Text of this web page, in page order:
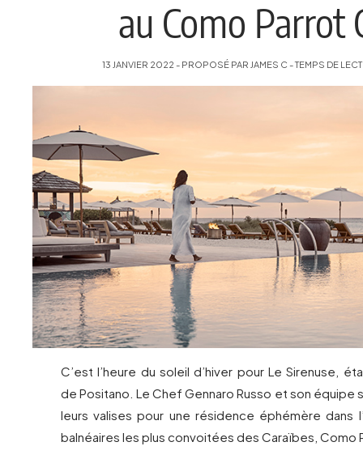
au Como Parrot
13 JANVIER 2022 - PROPOSÉ PAR JAMES C - TEMPS DE
C’est l’heure du soleil d’hiver pour Le Sirenuse,
de Positano. Le Chef Gennaro Russo et son équipe
leurs valises pour une résidence éphémère dans
balnéaires les plus convoitées des Caraïbes, Como